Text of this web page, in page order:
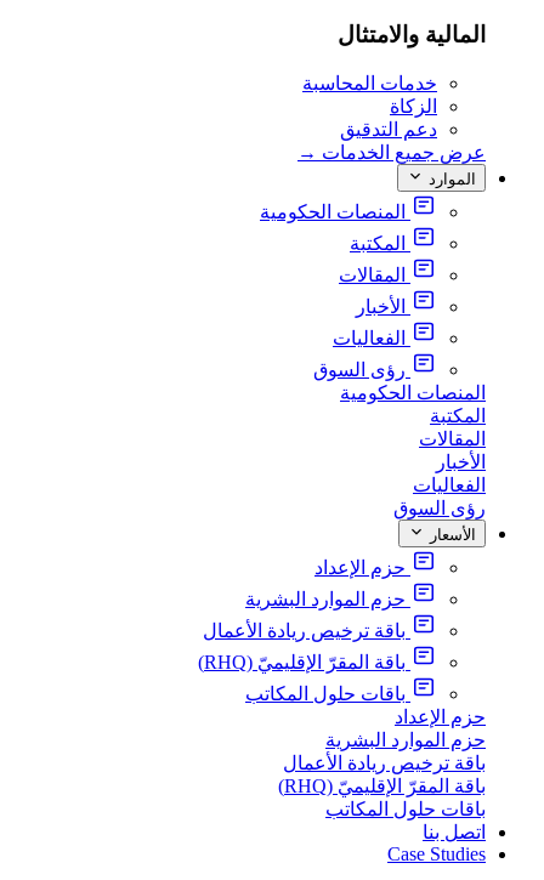
المالية والامتثال
خدمات المحاسبة
الزكاة
دعم التدقيق
عرض جميع الخدمات →
الموارد
المنصات الحكومية
المكتبة
المقالات
الأخبار
الفعاليات
رؤى السوق
المنصات الحكومية
المكتبة
المقالات
الأخبار
الفعاليات
رؤى السوق
الأسعار
حزم الإعداد
حزم الموارد البشرية
باقة ترخيص ريادة الأعمال
باقة المقرّ الإقليميّ (RHQ)
باقات حلول المكاتب
حزم الإعداد
حزم الموارد البشرية
باقة ترخيص ريادة الأعمال
باقة المقرّ الإقليميّ (RHQ)
باقات حلول المكاتب
اتصل بنا
Case Studies